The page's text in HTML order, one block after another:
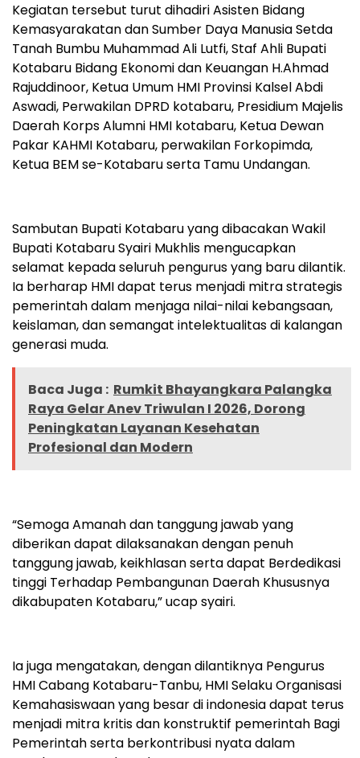
Kegiatan tersebut turut dihadiri Asisten Bidang
Kemasyarakatan dan Sumber Daya Manusia Setda
Tanah Bumbu Muhammad Ali Lutfi, Staf Ahli Bupati
Kotabaru Bidang Ekonomi dan Keuangan H.Ahmad
Rajuddinoor, Ketua Umum HMI Provinsi Kalsel Abdi
Aswadi, Perwakilan DPRD kotabaru, Presidium Majelis
Daerah Korps Alumni HMI kotabaru, Ketua Dewan
Pakar KAHMI Kotabaru, perwakilan Forkopimda,
Ketua BEM se-Kotabaru serta Tamu Undangan.
Sambutan Bupati Kotabaru yang dibacakan Wakil
Bupati Kotabaru Syairi Mukhlis mengucapkan
selamat kepada seluruh pengurus yang baru dilantik.
Ia berharap HMI dapat terus menjadi mitra strategis
pemerintah dalam menjaga nilai-nilai kebangsaan,
keislaman, dan semangat intelektualitas di kalangan
generasi muda.
Baca Juga : Rumkit Bhayangkara Palangka
Raya Gelar Anev Triwulan I 2026, Dorong
Peningkatan Layanan Kesehatan
Profesional dan Modern
“Semoga Amanah dan tanggung jawab yang
diberikan dapat dilaksanakan dengan penuh
tanggung jawab, keikhlasan serta dapat Berdedikasi
tinggi Terhadap Pembangunan Daerah Khususnya
dikabupaten Kotabaru,” ucap syairi.
Ia juga mengatakan, dengan dilantiknya Pengurus
HMI Cabang Kotabaru-Tanbu, HMI Selaku Organisasi
Kemahasiswaan yang besar di indonesia dapat terus
menjadi mitra kritis dan konstruktif pemerintah Bagi
Pemerintah serta berkontribusi nyata dalam